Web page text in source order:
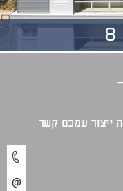
ייצור עמכם קשר